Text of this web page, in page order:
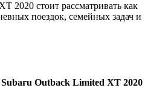
2020 стоит рассматривать как
поездок, семейных задач и
Subaru Outback Limited XT 2020